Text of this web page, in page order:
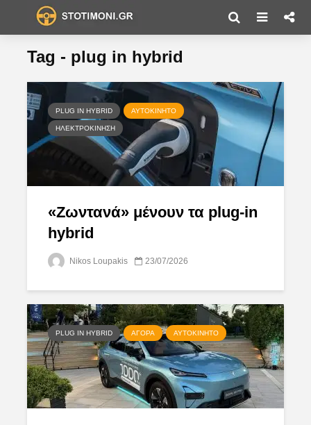
Tag - plug in hybrid
PLUG IN HYBRID ΑΥΤΟΚΊΝΗΤΟ
ΗΛΕΚΤΡΟΚΊΝΗΣΗ
«Ζωντανά» μένουν τα plug-in
hybrid
Nikos Loupakis 23/07/2026
PLUG IN HYBRID ΑΓΟΡΆ ΑΥΤΟΚΊΝΗΤΟ